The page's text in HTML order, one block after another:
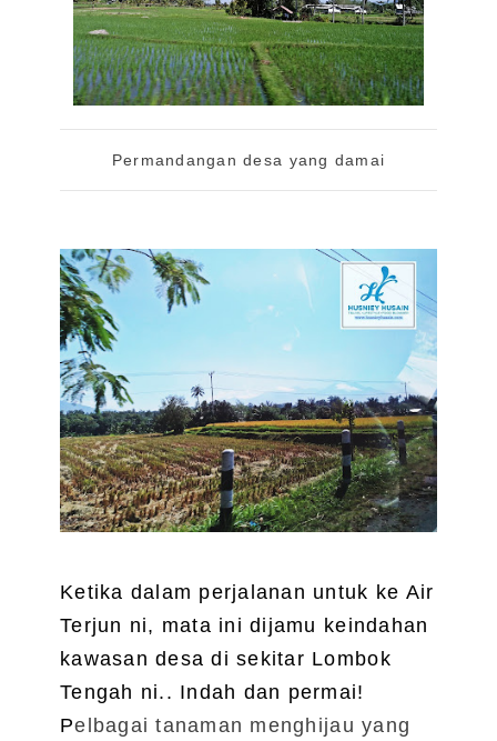
Permandangan desa yang damai
Ketika dalam perjalanan untuk ke Air
Terjun ni, mata ini dijamu keindahan
kawasan desa di sekitar Lombok
Tengah ni.. Indah dan permai!
Pelbagai tanaman menghijau yang